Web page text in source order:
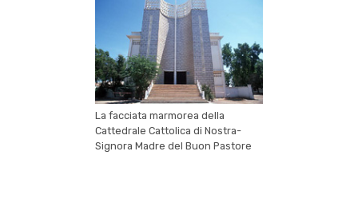
La facciata marmorea della
Cattedrale Cattolica di Nostra-
Signora Madre del Buon Pastore